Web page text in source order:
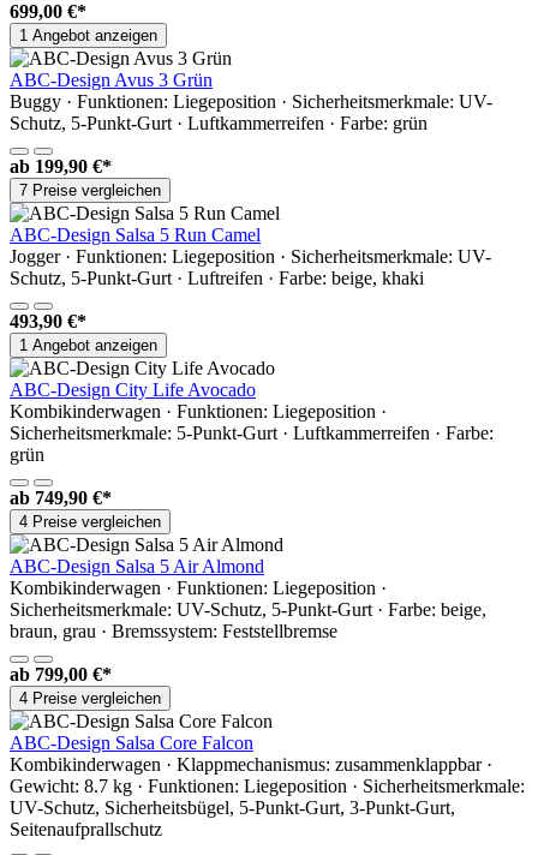
699,00 €*
1 Angebot anzeigen
ABC-Design Avus 3 Grün
Buggy · Funktionen: Liegeposition · Sicherheitsmerkmale: UV-
Schutz, 5-Punkt-Gurt · Luftkammerreifen · Farbe: grün
ab 199,90 €*
7 Preise vergleichen
ABC-Design Salsa 5 Run Camel
Jogger · Funktionen: Liegeposition · Sicherheitsmerkmale: UV-
Schutz, 5-Punkt-Gurt · Luftreifen · Farbe: beige, khaki
493,90 €*
1 Angebot anzeigen
ABC-Design City Life Avocado
Kombikinderwagen · Funktionen: Liegeposition ·
Sicherheitsmerkmale: 5-Punkt-Gurt · Luftkammerreifen · Farbe:
grün
ab 749,90 €*
4 Preise vergleichen
ABC-Design Salsa 5 Air Almond
Kombikinderwagen · Funktionen: Liegeposition ·
Sicherheitsmerkmale: UV-Schutz, 5-Punkt-Gurt · Farbe: beige,
braun, grau · Bremssystem: Feststellbremse
ab 799,00 €*
4 Preise vergleichen
ABC-Design Salsa Core Falcon
Kombikinderwagen · Klappmechanismus: zusammenklappbar ·
Gewicht: 8.7 kg · Funktionen: Liegeposition · Sicherheitsmerkmale:
UV-Schutz, Sicherheitsbügel, 5-Punkt-Gurt, 3-Punkt-Gurt,
Seitenaufprallschutz